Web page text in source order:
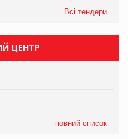
Всі тендери
ЦЕНТР
повний список